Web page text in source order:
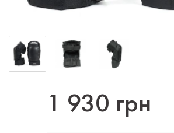
1 930 грн